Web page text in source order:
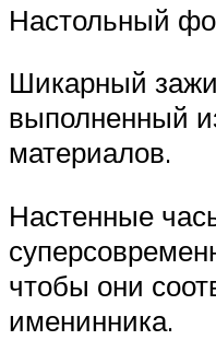
Настольный
Шикарный
выполненный
материалов.
Настенные
чтобы они
именинника.